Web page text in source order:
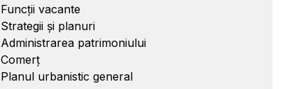
Funcții vacante
Strategii și planuri
Administrarea patrimoniului
Comerț
Planul urbanistic general